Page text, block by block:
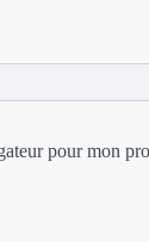
pour mon